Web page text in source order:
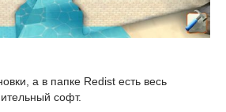
а в папке Redist есть весь
софт.